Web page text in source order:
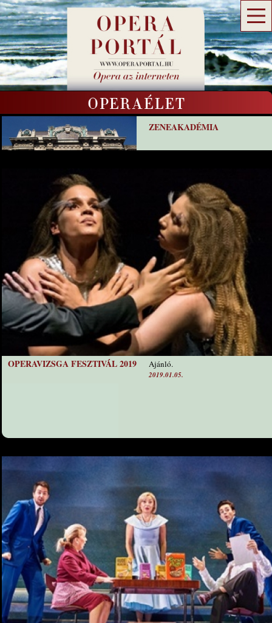
ZENEAKADÉMIA
OPERAVIZSGA FESZTIVÁL 2019 Ajánló.
2019.01.05.